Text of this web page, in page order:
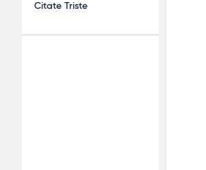
Citate Triste